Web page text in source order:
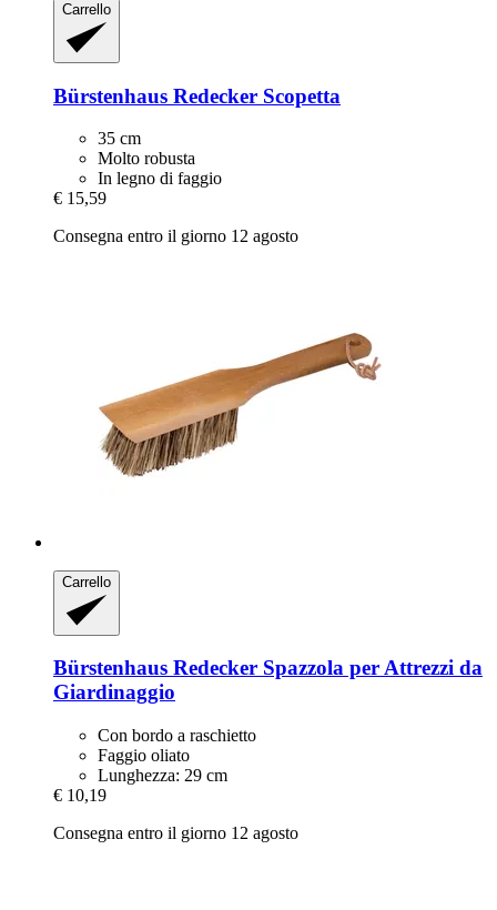
Carrello
Bürstenhaus Redecker Scopetta
35 cm
Molto robusta
In legno di faggio
€ 15,59
Consegna entro il giorno 12 agosto
Carrello
Bürstenhaus Redecker Spazzola per Attrezzi da
Giardinaggio
Con bordo a raschietto
Faggio oliato
Lunghezza: 29 cm
€ 10,19
Consegna entro il giorno 12 agosto